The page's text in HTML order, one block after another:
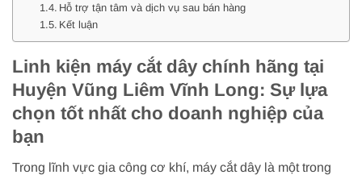
Hỗ trợ tận tâm và dịch vụ sau bán hàng
Kết luận
Linh kiện máy cắt dây chính hãng tại
Huyện Vũng Liêm Vĩnh Long: Sự lựa
chọn tốt nhất cho doanh nghiệp của
bạn
Trong lĩnh vực gia công cơ khí, máy cắt dây là một trong